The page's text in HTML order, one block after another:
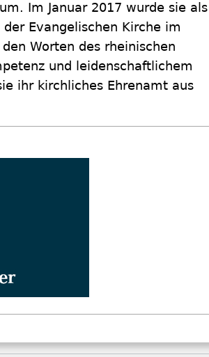
Im Januar 2017 wurde sie als
Evangelischen Kirche im
Worten des rheinischen
und leidenschaftlichem
ihr kirchliches Ehrenamt aus